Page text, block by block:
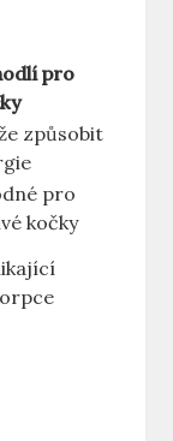
pro
způsobit
pro
kočky